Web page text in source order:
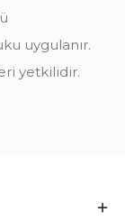
uygulanır.
yetkilidir.